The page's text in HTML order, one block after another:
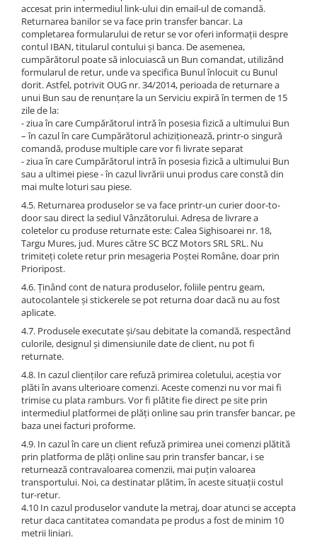
accesat prin intermediul link-ului din email-ul de comandă.
Returnarea banilor se va face prin transfer bancar. La
completarea formularului de retur se vor oferi informații despre
contul IBAN, titularul contului și banca. De asemenea,
cumpărătorul poate să inlocuiască un Bun comandat, utilizând
formularul de retur, unde va specifica Bunul înlocuit cu Bunul
dorit. Astfel, potrivit OUG nr. 34/2014, perioada de returnare a
unui Bun sau de renunțare la un Serviciu expiră în termen de 15
zile de la:
- ziua în care Cumpărătorul intră în posesia fizică a ultimului Bun
– în cazul în care Cumpărătorul achiziționează, printr-o singură
comandă, produse multiple care vor fi livrate separat
- ziua în care Cumpărătorul intră în posesia fizică a ultimului Bun
sau a ultimei piese - în cazul livrării unui produs care constă din
mai multe loturi sau piese.
4.5. Returnarea produselor se va face printr-un curier door-to-
door sau direct la sediul Vânzătorului. Adresa de livrare a
coletelor cu produse returnate este: Calea Sighisoarei nr. 18,
Targu Mures, jud. Mures către SC BCZ Motors SRL SRL. Nu
trimiteţi colete retur prin mesageria Poştei Române, doar prin
Prioripost.
4.6. Ținând cont de natura produselor, foliile pentru geam,
autocolantele și stickerele se pot returna doar dacă nu au fost
aplicate.
4.7. Produsele executate și/sau debitate la comandă, respectând
culorile, designul și dimensiunile date de client, nu pot fi
returnate.
4.8. In cazul clienţilor care refuză primirea coletului, aceştia vor
plăti în avans ulterioare comenzi. Aceste comenzi nu vor mai fi
trimise cu plata ramburs. Vor fi plătite fie direct pe site prin
intermediul platformei de plăţi online sau prin transfer bancar, pe
baza unei facturi proforme.
4.9. In cazul în care un client refuză primirea unei comenzi plătită
prin platforma de plăţi online sau prin transfer bancar, i se
returnează contravaloarea comenzii, mai puţin valoarea
transportului. Noi, ca destinatar plătim, în aceste situaţii costul
tur-retur.
4.10 In cazul produselor vandute la metraj, doar atunci se accepta
retur daca cantitatea comandata pe produs a fost de minim 10
metrii liniari.